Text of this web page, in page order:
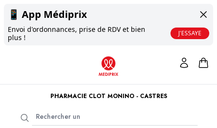
📱 App Médiprix
Envoi d'ordonnances, prise de RDV et bien
plus !
J'ESSAYE
PHARMACIE CLOT MONINO - CASTRES